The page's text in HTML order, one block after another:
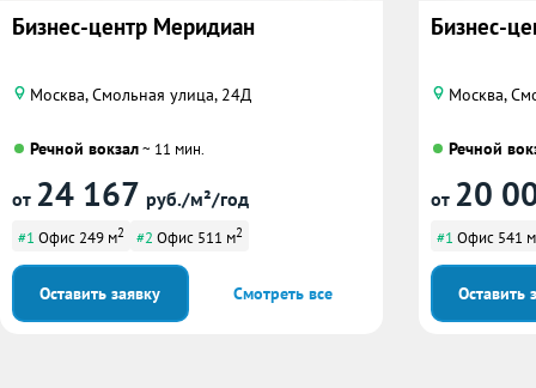
Бизнес-центр Меридиан
Москва, Смольная улица, 24Д
Речной вокзал~ 11 мин.
от 24 167 руб./м²/год
#1 Офис 249 м2 #2 Офис 511 м2
Оставить заявку Смотреть все
Бизнес-
Москва,
Речной
от 20
#1 Офис 541 м
Оставить